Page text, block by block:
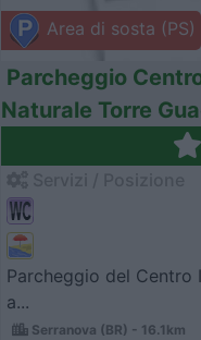
Area di sosta (PS)
Parcheggio
Naturale Torre
Parcheggio del
a...
Serranova (BR) - 16.1km